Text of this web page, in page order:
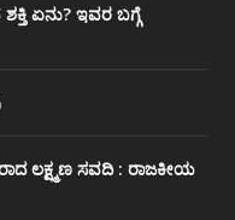
ಏನು? ಇವರ ಬಗ್ಗೆ
ಲಕ್ಷ್ಮಣ ಸವದಿ : ರಾಜಕೀಯ